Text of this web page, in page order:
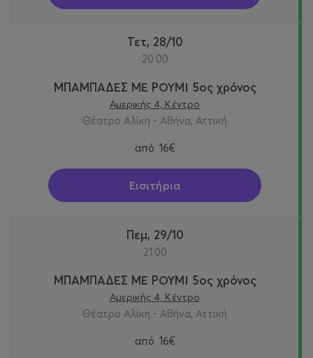
Τετ, 28/10
20:00
ΜΠΑΜΠΑΔΕΣ ΜΕ ΡΟΥΜΙ 5ος χρόνος
Αμερικής 4, Κέντρο
Θέατρο Αλίκη - Αθήνα, Αττική
από 16€
Εισιτήρια
Πεμ, 29/10
21:00
ΜΠΑΜΠΑΔΕΣ ΜΕ ΡΟΥΜΙ 5ος χρόνος
Αμερικής 4, Κέντρο
Θέατρο Αλίκη - Αθήνα, Αττική
από 16€